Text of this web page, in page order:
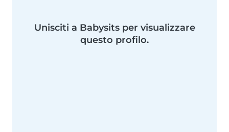
Unisciti a Babysits per visualizzare
questo profilo.